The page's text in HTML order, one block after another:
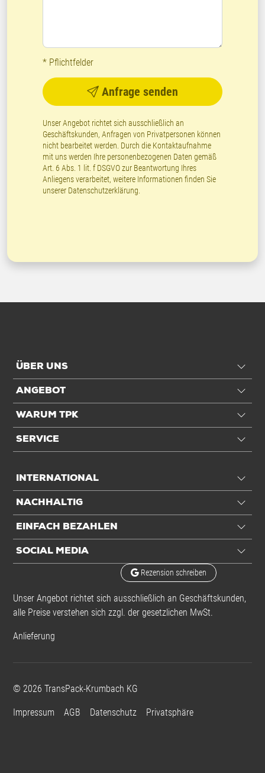
* Pflichtfelder
Anfrage senden
Unser Angebot richtet sich ausschließlich an
Geschäftskunden, Anfragen von Privatpersonen können
nicht bearbeitet werden. Durch die Kontaktaufnahme
mit uns werden Ihre personenbezogenen Daten gemäß
Art. 6 Abs. 1 lit. f DSGVO zur Beantwortung Ihres
Anliegens verarbeitet, weitere Informationen finden Sie
unserer Datenschutzerklärung
ÜBER UNS
ANGEBOT
WARUM TPK
SERVICE
INTERNATIONAL
NACHHALTIG
EINFACH BEZAHLEN
SOCIAL MEDIA
Rezension schreiben
Unser Angebot richtet sich ausschließlich an Geschäftskunden,
alle Preise verstehen sich zzgl. der gesetzlichen MwSt.
Anlieferung
© 2026 TransPack-Krumbach KG
Impressum AGB Datenschutz Privatsphäre